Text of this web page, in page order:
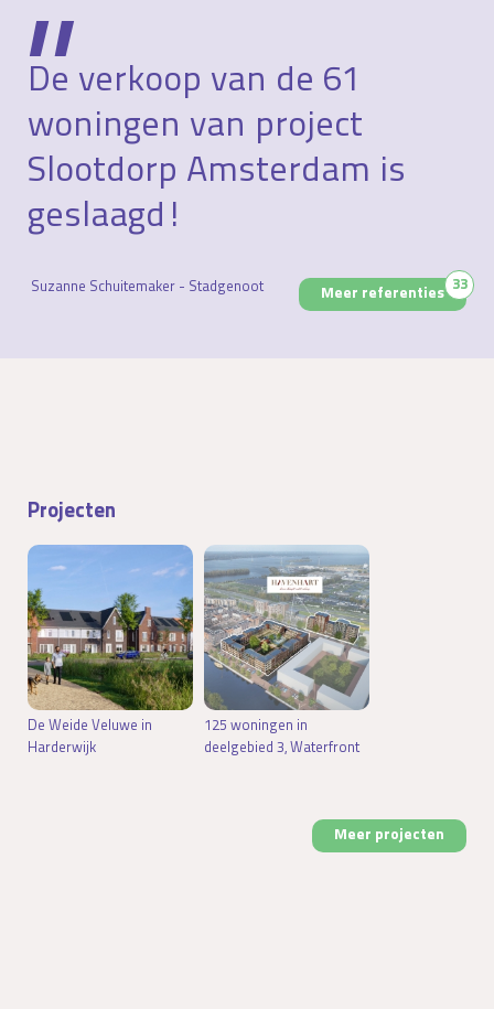
De verkoop van de 61
woningen van project
Slootdorp Amsterdam is
geslaagd!
Suzanne Schuitemaker - Stadgenoot Meer referenties
33
Projecten
De Weide Veluwe in
Harderwijk
125 woningen in
deelgebied 3, Waterfront
Meer projecten